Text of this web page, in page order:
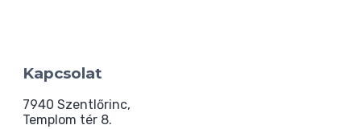
Kapcsolat
7940 Szentlőrinc,
Templom tér 8.